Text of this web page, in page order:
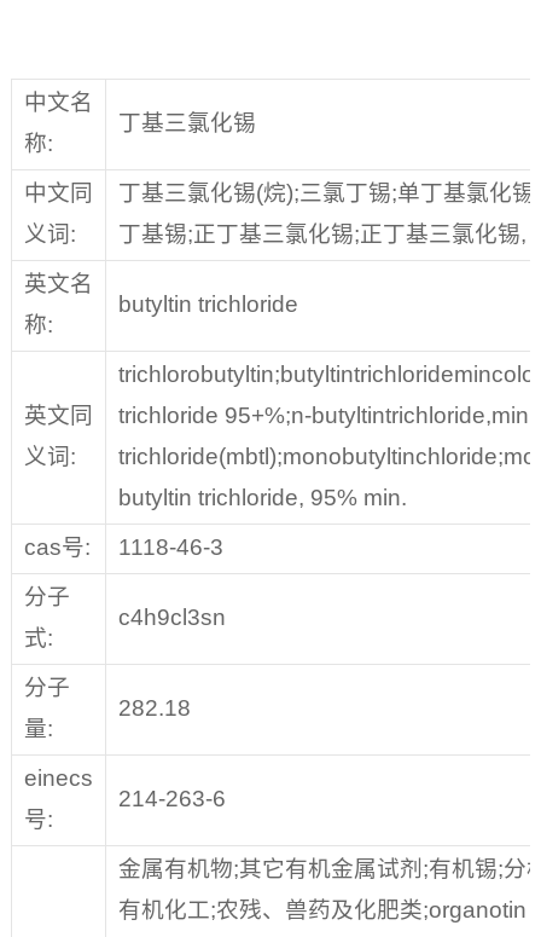
中文名
称:
丁基三氯化锡
中文同
义词:
丁基三氯化锡(烷);三氯丁锡;单丁基氯化
丁基锡;正丁基三氯化锡;正丁基三氯化锡,
英文名
称:
butyltin trichloride
英文同
义词:
trichloride 95+%;n-
butyltin trichloride, 95% min.
cas号:
1118-46-3
分子
式:
c4h9cl3sn
分子
量:
282.18
einecs
号:
214-263-6
金属有机物;其它有机金属试剂;有机锡;分
有机化工;农残、兽药及化肥类;organotin